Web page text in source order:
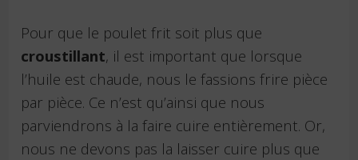
Pour que le poulet frit soit plus que
croustillant, il est important que lorsque
l’huile est chaude, nous le fassions frire pièce
par pièce. Ce n’est qu’ainsi que nous
parviendrons à la faire cuire entièrement. Or,
nous ne devons pas la laisser cuire plus que